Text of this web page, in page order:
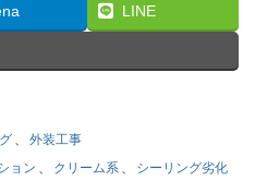
LINE
外装工事
ョン クリーム系
シーリング劣化